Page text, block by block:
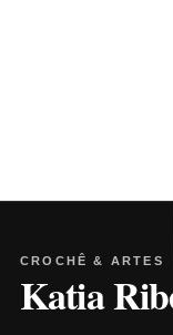
CROCHÊ & ARTES
Katia